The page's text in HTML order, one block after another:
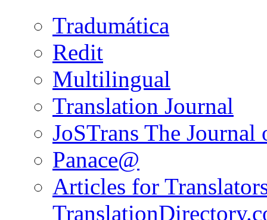
Tradumática
Redit
Multilingual
Translation Journal
JoSTrans The
Panace@
Articles for